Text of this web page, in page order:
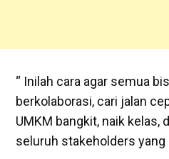
“ Inilah cara agar semua
berkolaborasi, cari jalan
UMKM bangkit, naik kelas,
seluruh stakeholders yang